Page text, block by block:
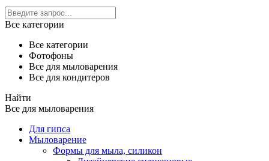
Все категории
Все категории
Фотофоны
Все для мыловарения
Все для кондитеров
Найти
Все для мыловарения
Для гипса
Мыловарение
Формы для мыла, силикон